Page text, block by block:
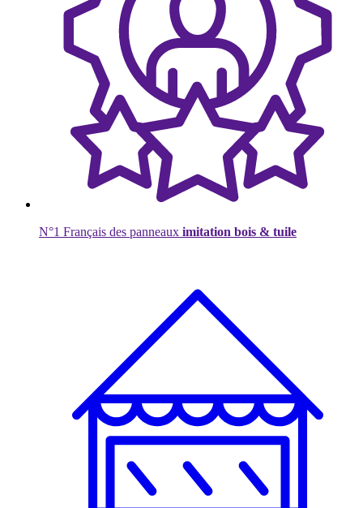
N°1 Français des panneaux imitation bois & tuile